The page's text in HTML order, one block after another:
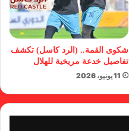
شكوى القمة.. (الرد كاسل) تكشف
تفاصيل خدعة مريخية للهلال
11 يونيو، 2026